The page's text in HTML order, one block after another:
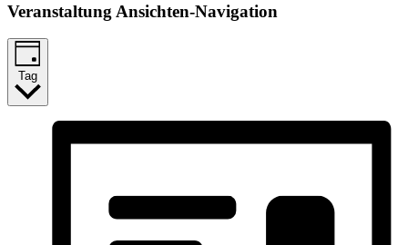
Veranstaltung Ansichten-Navigation
Tag